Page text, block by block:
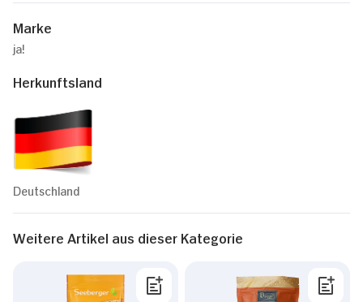
Marke
ja!
Herkunftsland
Deutschland
Weitere Artikel aus dieser Kategorie